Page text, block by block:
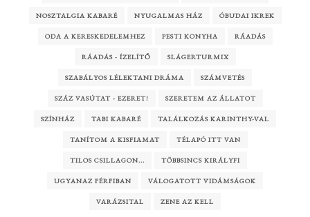
NOSZTALGIA KABARÉ NYUGALMAS HÁZ ÓBUDAI IKREK
ODA A KERESKEDELEMHEZ PESTI KONYHA RÁADÁS
RÁADÁS - ÍZELÍTŐ SLÁGERTURMIX
SZABÁLYOS LÉLEKTANI DRÁMA SZÁMVETÉS
SZÁZ VASÚTAT - EZERET! SZERETEM AZ ÁLLATOT
SZÍNHÁZ TABI KABARÉ TALÁLKOZÁS KARINTHY-VAL
TANÍTOM A KISFIAMAT TÉLAPÓ ITT VAN
TILOS CSILLAGON... TÖBBSINCS KIRÁLYFI
UGYANAZ FÉRFIBAN VÁLOGATOTT VIDÁMSÁGOK
VARÁZSITAL ZENE AZ KELL